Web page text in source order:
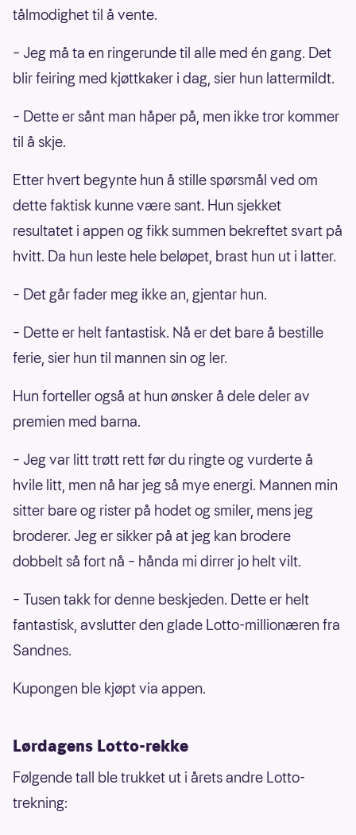
tålmodighet til å vente.
– Jeg må ta en ringerunde til alle med én gang. Det
blir feiring med kjøttkaker i dag, sier hun lattermildt.
– Dette er sånt man håper på, men ikke tror kommer
til å skje.
Etter hvert begynte hun å stille spørsmål ved om
dette faktisk kunne være sant. Hun sjekket
resultatet i appen og fikk summen bekreftet svart på
hvitt. Da hun leste hele beløpet, brast hun ut i latter.
– Det går fader meg ikke an, gjentar hun.
– Dette er helt fantastisk. Nå er det bare å bestille
ferie, sier hun til mannen sin og ler.
Hun forteller også at hun ønsker å dele deler av
premien med barna.
– Jeg var litt trøtt rett før du ringte og vurderte å
hvile litt, men nå har jeg så mye energi. Mannen min
sitter bare og rister på hodet og smiler, mens jeg
broderer. Jeg er sikker på at jeg kan brodere
dobbelt så fort nå – hånda mi dirrer jo helt vilt.
– Tusen takk for denne beskjeden. Dette er helt
fantastisk, avslutter den glade Lotto-millionæren fra
Sandnes.
Kupongen ble kjøpt via appen.
Lørdagens Lotto-rekke
Følgende tall ble trukket ut i årets andre Lotto-
trekning: